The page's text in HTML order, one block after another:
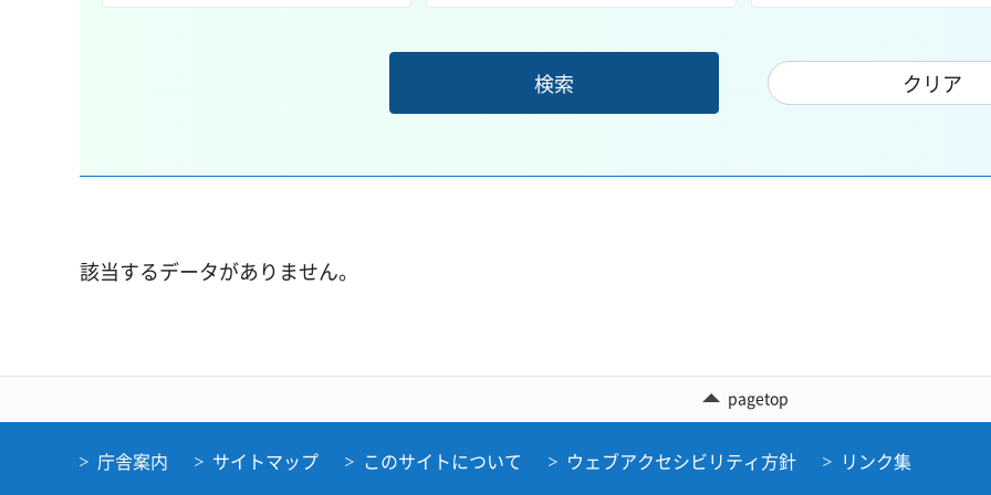
該当するデータがありません。
pagetop
庁舎案内 サイトマップ このサイトについて ウェブアクセシビリティ方針 リンク集